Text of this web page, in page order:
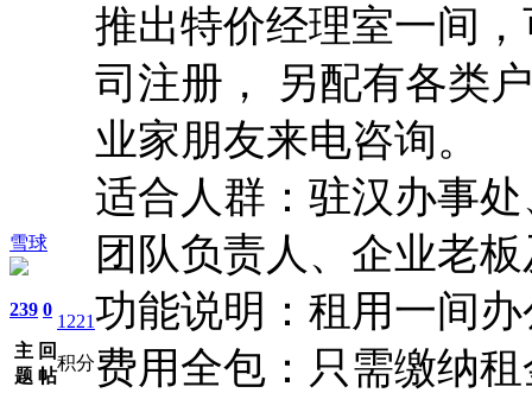
雪球
239
主
题
0
回
帖
1221
积分
推出特价经理室一间
司注册， 另配有各类
业家朋友来电咨询。
适合人群：驻汉办事
团队负责人、企业老
功能说明：租用一间
费用全包：只需缴纳